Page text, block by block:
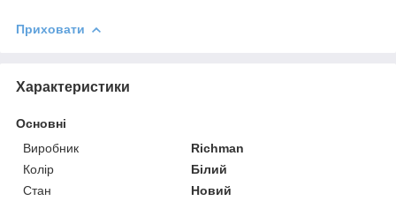
Приховати
Характеристики
Основні
Виробник
Richman
Колір
Білий
Стан
Новий